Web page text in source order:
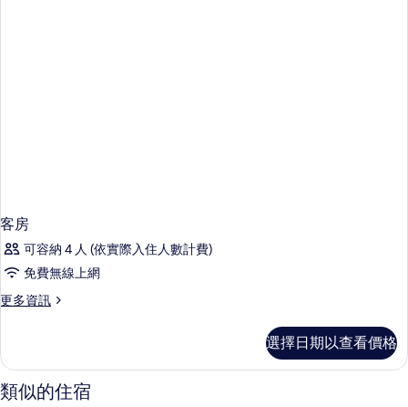
客房
可容納 4 人 (依實際入住人數計費)
免費無線上網
更多資訊
更
的
詳
情
選擇日期以查看價格
類似的住宿